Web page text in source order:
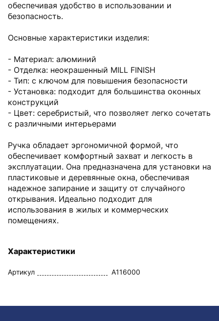
обеспечивая удобство в использовании и
безопасность.
Основные характеристики изделия:
- Материал: алюминий
- Отделка: неокрашенный MILL FINISH
- Тип: с ключом для повышения безопасности
- Установка: подходит для большинства оконных
конструкций
- Цвет: серебристый, что позволяет легко сочетать
с различными интерьерами
Ручка обладает эргономичной формой, что
обеспечивает комфортный захват и легкость в
эксплуатации. Она предназначена для установки на
пластиковые и деревянные окна, обеспечивая
надежное запирание и защиту от случайного
открывания. Идеально подходит для
использования в жилых и коммерческих
помещениях.
Характеристики
Артикул A116000